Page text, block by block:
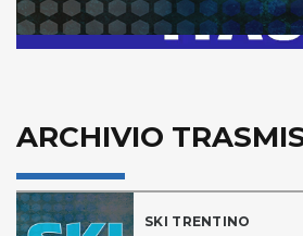
ARCHIVIO
SKI TRENTINO